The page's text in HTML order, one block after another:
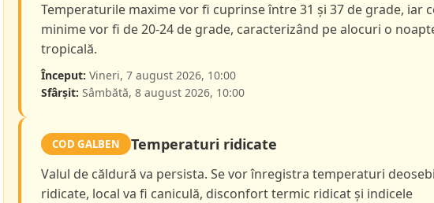
Temperaturile maxime vor fi cuprinse între 31 și 37 de grade, iar
minime vor fi de 20-24 de grade, caracterizând pe alocuri o
tropicală.
Început: Vineri, 7 august 2026, 10:00
Sfârșit: Sâmbătă, 8 august 2026, 10:00
COD GALBEN Temperaturi ridicate
Valul de căldură va persista. Se vor înregistra temperaturi
ridicate, local va fi caniculă, disconfort termic ridicat și indicele